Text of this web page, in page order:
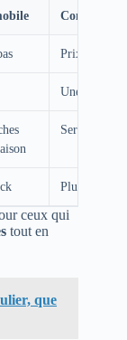
Prix
Une seule
Services
Plus rapide
ceux qui
tout en
que